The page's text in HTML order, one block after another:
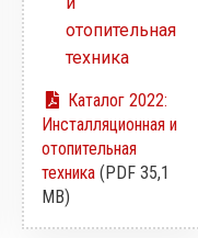
Каталог 2022:
Инсталляционная и
отопительная
техника (PDF 35,1
MB)